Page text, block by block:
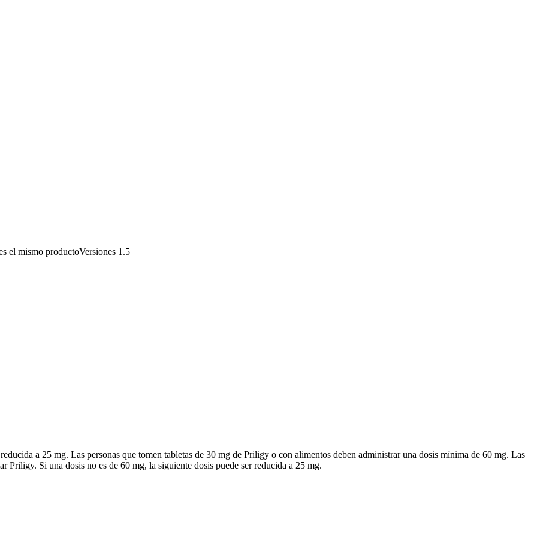
el mismo productoVersiones 1.5
a 25 mg. Las personas que tomen tabletas de 30 mg de Priligy o con alimentos deben administrar una dosis mínima de 60 mg. Las
Priligy. Si una dosis no es de 60 mg, la siguiente dosis puede ser reducida a 25 mg.